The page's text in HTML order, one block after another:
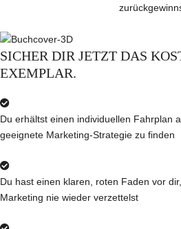
SICHER DIR JETZT DAS
EXEMPLAR.
Du erhältst einen individuellen Fahrplan
geeignete Marketing-Strategie zu finden
Du hast einen klaren, roten Faden vor
Marketing nie wieder verzettelst